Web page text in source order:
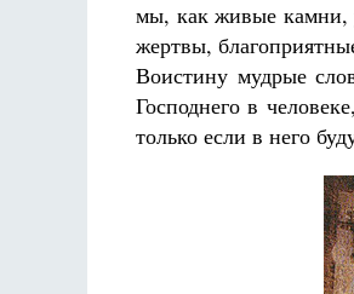
мы, как живые камни,
жертвы,
Воистину мудрые
Господнего в
только если в него